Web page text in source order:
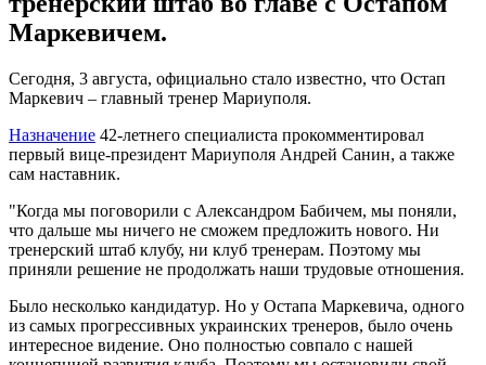
Маркевичем.
Сегодня, 3 августа, официально стало известно, что Остап
Маркевич – главный тренер Мариуполя.
Назначение 42-летнего специалиста прокомментировал
первый вице-президент Мариуполя Андрей Санин, а также
сам наставник.
"Когда мы поговорили с Александром Бабичем, мы поняли,
что дальше мы ничего не сможем предложить нового. Ни
тренерский штаб клубу, ни клуб тренерам. Поэтому мы
приняли решение не продолжать наши трудовые отношения.
Было несколько кандидатур. Но у Остапа Маркевича, одного
из самых прогрессивных украинских тренеров, было очень
интересное видение. Оно полностью совпало с нашей